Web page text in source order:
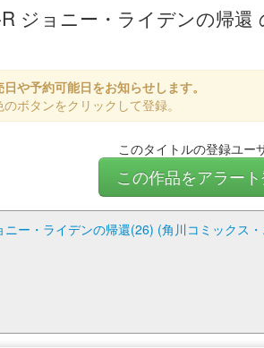
ジョニー・ライデンの帰
や予約可能日をお知らせします。
ボタンをクリックして登録。
このタイトルの登録ユー
この作品をアラー
ー・ライデンの帰還(26) (角川コミックス